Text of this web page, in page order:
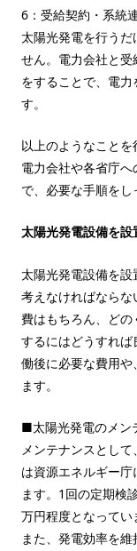
6：受給契約・系統
太陽光発電を行う
せん。電力会社と
をすることで、電
す。
以上のようなことを
電力会社や各省庁
で、必要な手順をし
太陽光発電設備を
太陽光発電設備を
考えなければなら
費はもちろん、ど
するにはどうすれ
働後に必要な費用や
ます。
■太陽光発電のメン
メンテナンスとし
は資源エネルギー
ます。1回の定期検
万円程度となってい
また、発電効率を